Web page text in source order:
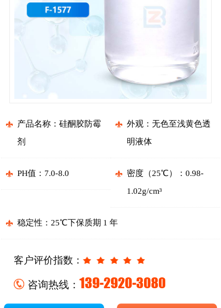
产品名称：硅酮胶防霉
剂
外观：无色至浅黄色透
明液体
PH值：7.0-8.0
密度（25℃）：0.98-
1.02g/cm³
稳定性：25℃下保质期 1 年
客户评价指数：
咨询热线： 139-2920-3080